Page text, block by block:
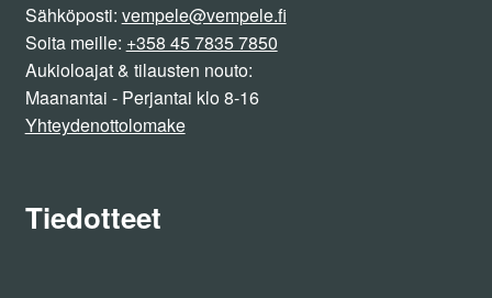
Sähköposti: vempele@vempele.fi
Soita meille: +358 45 7835 7850
Aukioloajat & tilausten nouto:
Maanantai - Perjantai klo 8-16
Yhteydenottolomake
Tiedotteet